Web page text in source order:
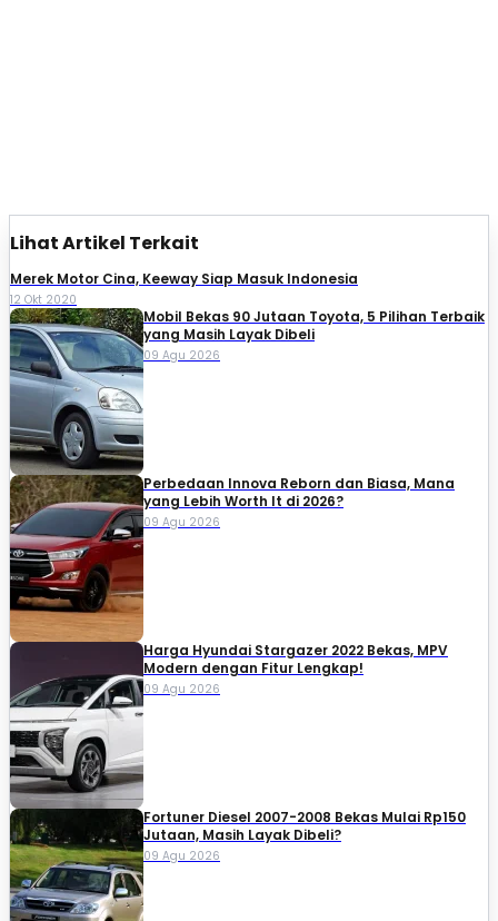
Lihat Artikel Terkait
Merek Motor Cina, Keeway Siap Masuk Indonesia
12 Okt 2020
Mobil Bekas 90 Jutaan Toyota, 5 Pilihan Terbaik
yang Masih Layak Dibeli
09 Agu 2026
Perbedaan Innova Reborn dan Biasa, Mana
yang Lebih Worth It di 2026?
09 Agu 2026
Harga Hyundai Stargazer 2022 Bekas, MPV
Modern dengan Fitur Lengkap!
09 Agu 2026
Fortuner Diesel 2007-2008 Bekas Mulai Rp150
Jutaan, Masih Layak Dibeli?
09 Agu 2026